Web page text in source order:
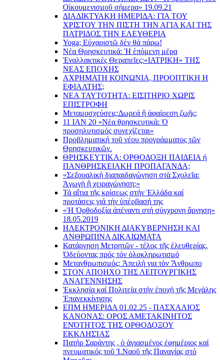
Οἰκουμενισμοῦ σήμερα» 19.09.21
ΔΙΑΔΙΚΤΥΑΚΗ ΗΜΕΡΙΔΑ: ΓΙΑ ΤΟΥ
ΧΡΙΣΤΟΥ ΤΗΝ ΠΙΣΤΗ ΤΗΝ ΑΓΙΑ ΚΑΙ ΤΗΣ
ΠΑΤΡΙΔΟΣ ΤΗΝ ΕΛΕΥΘΕΡΙΑ
Yoga; Εὐχαριστῶ δὲν θὰ πάρω!
Νέα Θρησκευτικά: Ἡ ἑπόμενη μέρα
Ἐναλλακτικές Θεραπεῖες:«ΙΑΤΡΙΚΗ» ΤΗΣ
ΝΕΑΣ ΕΠΟΧΗΣ
ΑΧΡΗΜΑΤΗ ΚΟΙΝΩΝΙΑ, ΠΡΟΟΠΤΙΚΗ Η
ΕΦΙΑΛΤΗΣ;
ΝΕΑ ΤΑΥΤΟΤΗΤΑ: ΕΙΣΙΤΗΡΙΟ ΧΩΡΙΣ
ΕΠΙΣΤΡΟΦΗ
Μεταμοσχεύσεις:Δωρεά ἤ ἀφαίρεση ζωῆς;
11 ΙΑΝ 20 «Νέα θρησκευτικά: Ὁ
προσηλυτισμός συνεχίζεται»
Προβληματική τοῦ νέου προγράμματος τῶν
Θρησκευτικῶν.
ΘΡΗΣΚΕΥΤΙΚΑ: ΟΡΘΟΔΟΞΗ ΠΑΙΔΕΙΑ ή
ΠΑΝΘΡΗΣΚΕΙΑΚΗ ΠΡΟΠΑΓΑΝΔΑ;
«Σεξουαλικὴ διαπαιδαγώγηση στὰ Σχολεῖα:
Ἀγωγὴ ἢ χειραγώγηση;»
Τά αἴτια τῆς κρίσεως στήν Ἑλλάδα καί
προτάσεις γιά τήν ὑπέρβασή της
«Ἡ Ὀρθοδοξία ἀπέναντι στή σύγχρονη ἄρνηση»
18.05.2019
ΗΛΕΚΤΡΟΝΙΚΗ ΔΙΑΚΥΒΕΡΝΗΣΗ ΚΑΙ
ΑΝΘΡΩΠΙΝΑ ΔΙΚΑΙΩΜΑΤΑ
Κατάργηση Μετρητῶν - τέλος τῆς ἐλευθερίας.
Ὁδεύοντας πρός τόν ὁλοκληρωτισμό
Μετανθρωπισμός: Ἀπειλή για τὸν Ἂνθρωπο
ΣΤΟΝ ΑΠΟΗΧΟ ΤΗΣ ΛΕΙΤΟΥΡΓΙΚΗΣ
ΑΝΑΓΕΝΝΗΣΗΣ
Ἐκκλησία καί Πολιτεία στήν ἐποχή τῆς Μεγάλης
Ἐπανεκκίνησης
ΕΠΜ ΗΜΕΡΙΔΑ 01.02.25 - ΠΑΣΧΑΛΙΟΣ
ΚΑΝΟΝΑΣ: ΟΡΟΣ ΑΜΕΤΑΚΙΝΗΤΟΣ
ΕΝΌΤΗΤΟΣ ΤΗΣ ΟΡΘΟΔΟΞΟΥ
ΕΚΚΛΗΣΊΑΣ
Πατήρ Σαράντης , ὁ ἁγιασμένος ἐφημέριος καί
πνευματικός τοῦ Ἱ.Ναοῦ τῆς Παναγίας στό